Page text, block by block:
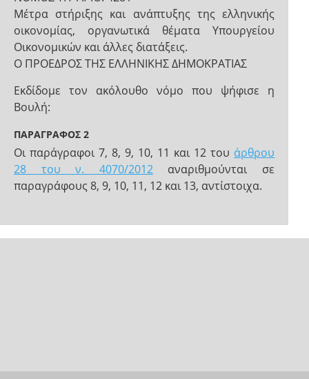
Μέτρα στήριξης και ανάπτυξης της ελληνικής
οικονομίας, οργανωτικά θέματα Υπουργείου
Οικονομικών και άλλες διατάξεις.
Ο ΠΡΟΕΔΡΟΣ ΤΗΣ ΕΛΛΗΝΙΚΗΣ ΔΗΜΟΚΡΑΤΙΑΣ
Εκδίδομε τον ακόλουθο νόμο που ψήφισε η
Βουλή:
ΠΑΡΑΓΡΑΦΟΣ 2
Οι παράγραφοι 7, 8, 9, 10, 11 και 12 του άρθρου
28 του ν. 4070/2012αναριθμούνται σε
παραγράφους 8, 9, 10, 11, 12 και 13, αντίστοιχα.